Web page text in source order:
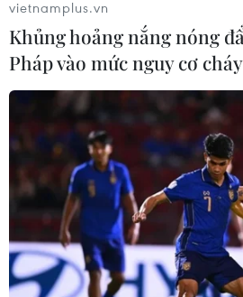
vietnamplus.vn
Khủng hoảng nắng nóng
Pháp vào mức nguy cơ